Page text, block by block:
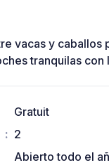
vacas y caballos
tranquilas con
Gratuit
2
Abierto todo el